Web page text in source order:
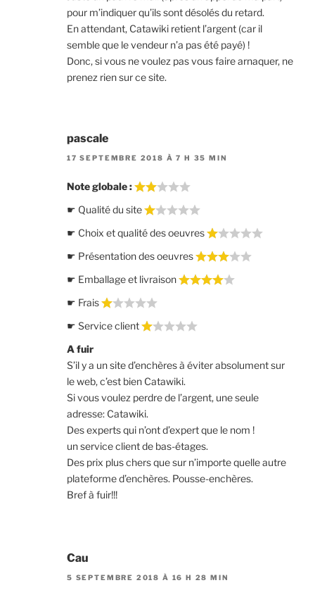
pour m’indiquer qu’ils sont désolés du retard.
En attendant, Catawiki retient l’argent (car il
semble que le vendeur n’a pas été payé) !
Donc, si vous ne voulez pas vous faire arnaquer, ne
prenez rien sur ce site.
pascale
17 SEPTEMBRE 2018 À 7 H 35 MIN
Note globale :
☛ Qualité du site
☛ Choix et qualité des oeuvres
☛ Présentation des oeuvres
☛ Emballage et livraison
☛ Frais
☛ Service client
A fuir
S’il y a un site d’enchères à éviter absolument sur
le web, c’est bien Catawiki.
Si vous voulez perdre de l’argent, une seule
adresse: Catawiki.
Des experts qui n’ont d’expert que le nom !
un service client de bas-étages.
Des prix plus chers que sur n’importe quelle autre
plateforme d’enchères. Pousse-enchères.
Bref à fuir!!!
Cau
5 SEPTEMBRE 2018 À 16 H 28 MIN